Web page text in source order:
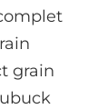
grain